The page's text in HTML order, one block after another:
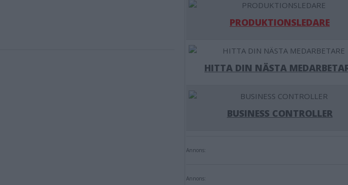
PRODUKTIONSLEDARE
HITTA DIN NÄSTA
BUSINESS CONTROLLER
Annons:
Annons: